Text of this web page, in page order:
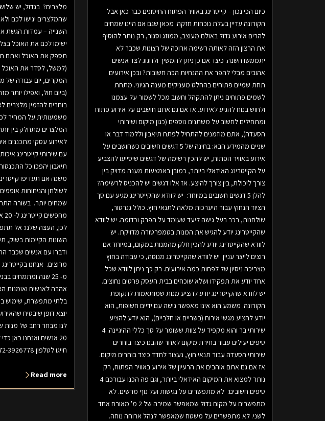
מלצרים? בגדול, יש
שהמלצרים יגישו לכם
השנייה – עמדות הגשת
ישימו לכם את האוכל
תספק את האוכל ואתם
(למשל, לסדר את האוכל
(ביום חול, ואפילו
משמעותית על המחיר
לאירוע עסקי מתכננים
עם שירותי קייטרינג
תיאבון יהפכו כל
משנה אם תעדיפו
לשולחן והניחוחות
שמחים יותר. בשורה
לכן, העצה שלנו: אל
השונות הקיימות בשוק,
ודברו עם אנשים שכבר
מרוצים. אנחנו
מ- 25 שנה ומתמחים
אהבה לאנשים ואומנות
בלתי מתפשרת, שימוש
יוצא דופן שיבטיח
לנו מבחר רחב של מנות
20 אנשים ואנחנו
חייגו לטלפון 072-3926778 או השאירו פרטים
Read more
כיום הכי נכון – קייטרינג באוויר הפתוח החיסונים כבר כאן אבל
הקורונה עדיין בעלת נוכחות חזקה. מכאן שגם אם היינו שמחים
להרים אירוע גדול באולם מעוצב, ממוזג וסגור, רק נותר להוסיף
את הרצון הזה לאותה רשימה ארוכה של רצונות שכבר לא
יתממשו השנה. כיצד אם כן ניתן להמשיך ולחגוג לצד אנשים
אהובים מבלי להפר את ההנחיות הכה חשובות? ובכן אירועים
תחת שמיים פתוחים בהחלט מעניקים מענה הגיוני. מתחת
לשמים פתוחים ניתן להתקהל וחשוב מכל לשמור על עצמנו
ולחוש בנוח להגיע לאירוע. אז אם גם אתם חושבים על אירוע פתוח
ומתחילים לחשוב על משתנים נוספים (כגון מיקום ושירותי
הסעדה), אתם מוזמנים להתחיל לפתח תיאבון וללמוד דבר או
שניים מהמידע הבא: בחינה של 5 דגשים חשובים כשחושבים על
אירוע באוויר הפתוח, יש להכין רשימה של דגשים שיסייעו להצביע
על הקייטרינג האידאלי ביותר, כמובן באמצעות מענה מדויק בין
צורך ליכולת, בין צורך להיצע. אז אלו דגשים יש להכניס לרשימה?
להלן 5 דגשים חשובים במיוחד: יש לוודא שהקייטרינג מגיע עם סך
הציוד הנחוץ עבור היערכות מלאה לתנאי חוץ. כולל גנרטור,
שולחנות, רכב בעל גישה ליעד שעומד על הפרק וכדומה. יש לוודא
שהקייטרינג יודע להגיש את המנות בטמפרטורה מדויקת. יש
לוודא שהקייטרינג יודע להכין חלק מהמנות במקום, במיוחד אם
רוצים לייצר עניין. יש לוודא שהקייטרינג מנוסה, כי עבודה בחוץ
מצריכה ניסיון של לפחות כמה אירועים. רק כך ניתן לוודא שכל
אחד יודע את תפקידו ושלא שוכחים בבית העסק פרטים נחוצים.
יש לוודא שהקייטרינג יודע להציע מנות שמותאמות לתקופת
הקורונה. משמע הוא אינו מאפשר גישה עם ידיים חשופות, הוא
יודע להציע מגשי אירוח (בשריים או חלביים), הוא יודע להציע
שירותי בר והוא מקפיד על צוות ששומר על סך כללי ההיגיינה. 4
טיפים יעילים עבור בחירת מיקום לאחר שהבנו כיצד בוחרים
שירותי הסעדה עבור תנאי חוץ, נעצור לחדד כיצד בוחרים מיקום.
אז אם גם אתם אוהבים את הרעיון של אירוע באוויר הפתוח, רק
נותר למצוא את המיקום האידאלי ביותר, וגם פה הכנו עבורכם 4
טיפים חשובים: לא מתפשרים על נגישות ועל נוף מרשים. לא
מתפשרים על מקום גדול שמאפשר שמירה של 2 מ' מאורח אחד
לשני. לא מתפשרים על משטח שמאפשר לנהל ארוחה נוחה.